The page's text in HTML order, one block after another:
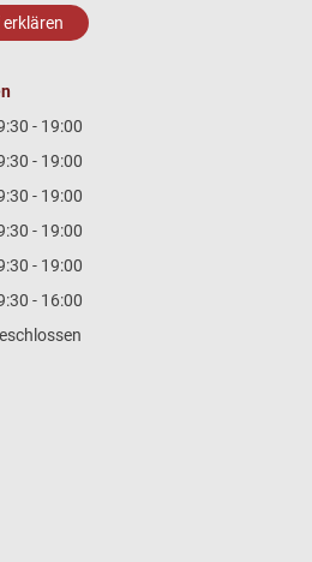
- 19:00
- 19:00
- 19:00
- 19:00
- 19:00
- 16:00